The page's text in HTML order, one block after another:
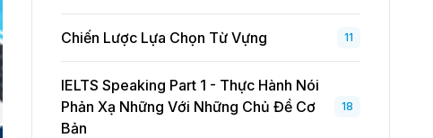
Chiến Lược Lựa Chọn Từ Vựng 11
IELTS Speaking Part 1 - Thực Hành Nói
Phản Xạ Những Với Những Chủ Đề Cơ
Bản
18